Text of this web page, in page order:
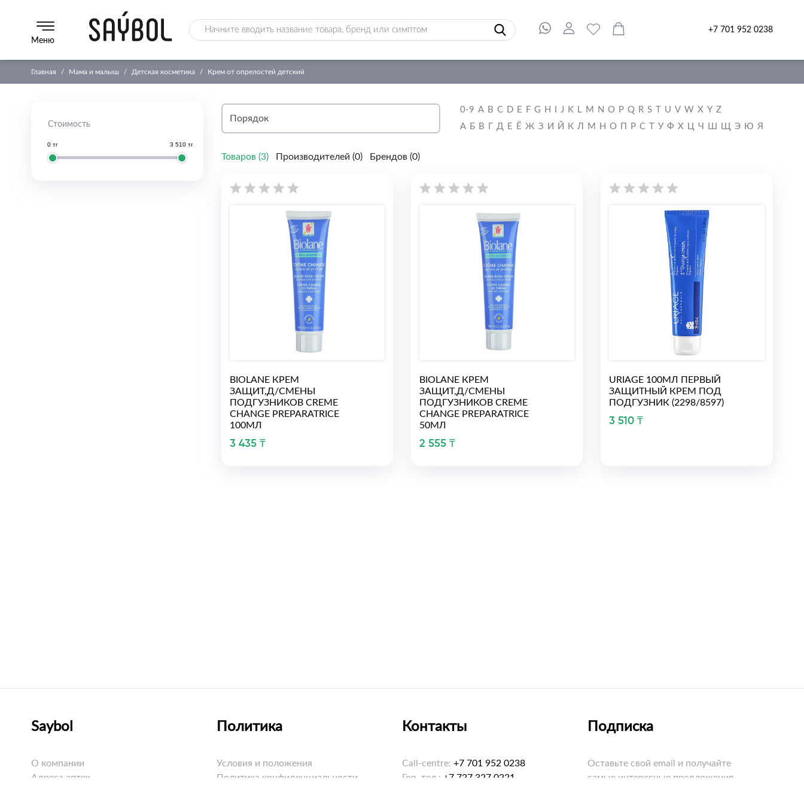
Меню
+7 701 952 0238
Главная Мама и малыш Детская косметика Крем от опрелостей детский
Стоимость
0 тг 3 510 тг
0-9 A B C D E F G H J K L M N O P Q R S U V W X Y Z
А Б В Д Е Ё Ж З И Й К Л М Н О Р С У Ф Х Ц Ч Ш Щ Э Ю Я
Товаров (3) Производителей (0) Брендов (0)
BIOLANE КРЕМ
ЗАЩИТ,Д/СМЕНЫ
ПОДГУЗНИКОВ CREME
CHANGE PREPARATRICE
100МЛ
3 435 ₸
BIOLANE КРЕМ
ЗАЩИТ,Д/СМЕНЫ
ПОДГУЗНИКОВ CREME
CHANGE PREPARATRICE
50МЛ
2 555 ₸
URIAGE 100МЛ ПЕРВЫЙ
ЗАЩИТНЫЙ КРЕМ ПОД
ПОДГУЗНИК (2298/8597)
3 510 ₸
Saybol
О компании
Адреса аптек
Политика
Условия и положения
Политика конфиденциальности
Контакты
Call-centre: +7 701 952 0238
Гор. тел.: +7 727 327 0221
Подписка
Оставьте свой email и получайте
самые интересные предложения